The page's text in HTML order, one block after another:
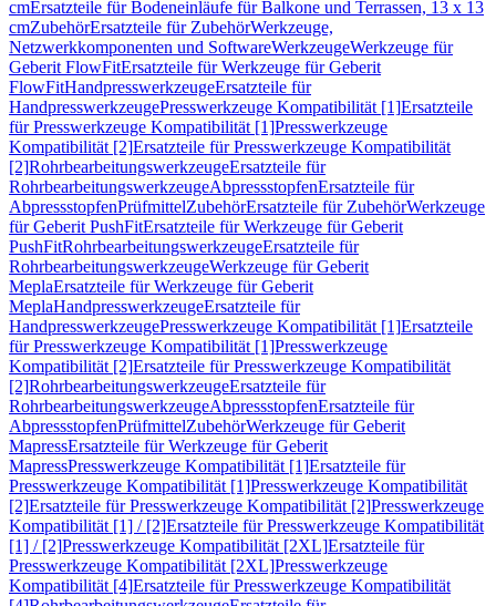
cmErsatzteile für Bodeneinläufe für Balkone und Terrassen, 13 x 13
cmZubehörErsatzteile für ZubehörWerkzeuge,
Netzwerkkomponenten und SoftwareWerkzeugeWerkzeuge für
Geberit FlowFitErsatzteile für Werkzeuge für Geberit
FlowFitHandpresswerkzeugeErsatzteile für
HandpresswerkzeugePresswerkzeuge Kompatibilität [1]Ersatzteile
für Presswerkzeuge Kompatibilität [1]Presswerkzeuge
Kompatibilität [2]Ersatzteile für Presswerkzeuge Kompatibilität
[2]RohrbearbeitungswerkzeugeErsatzteile für
RohrbearbeitungswerkzeugeAbpressstopfenErsatzteile für
AbpressstopfenPrüfmittelZubehörErsatzteile für ZubehörWerkzeuge
für Geberit PushFitErsatzteile für Werkzeuge für Geberit
PushFitRohrbearbeitungswerkzeugeErsatzteile für
RohrbearbeitungswerkzeugeWerkzeuge für Geberit
MeplaErsatzteile für Werkzeuge für Geberit
MeplaHandpresswerkzeugeErsatzteile für
HandpresswerkzeugePresswerkzeuge Kompatibilität [1]Ersatzteile
für Presswerkzeuge Kompatibilität [1]Presswerkzeuge
Kompatibilität [2]Ersatzteile für Presswerkzeuge Kompatibilität
[2]RohrbearbeitungswerkzeugeErsatzteile für
RohrbearbeitungswerkzeugeAbpressstopfenErsatzteile für
AbpressstopfenPrüfmittelZubehörWerkzeuge für Geberit
MapressErsatzteile für Werkzeuge für Geberit
MapressPresswerkzeuge Kompatibilität [1]Ersatzteile für
Presswerkzeuge Kompatibilität [1]Presswerkzeuge Kompatibilität
[2]Ersatzteile für Presswerkzeuge Kompatibilität [2]Presswerkzeuge
Kompatibilität [1] / [2]Ersatzteile für Presswerkzeuge Kompatibilität
[1] / [2]Presswerkzeuge Kompatibilität [2XL]Ersatzteile für
Presswerkzeuge Kompatibilität [2XL]Presswerkzeuge
Kompatibilität [4]Ersatzteile für Presswerkzeuge Kompatibilität